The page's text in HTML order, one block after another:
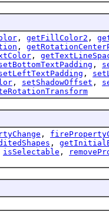
, getFillColor2 ,
,
,
,
,
, setShadowOffset ,
,
,
isSelectable ,